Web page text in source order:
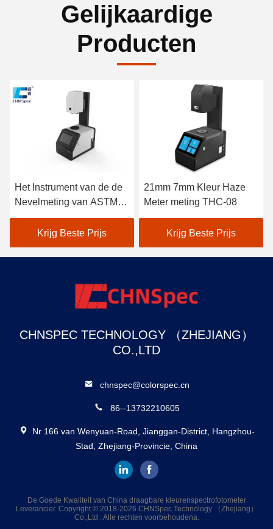
Gelijkaardige
Producten
Het Instrument van de de
Nevelmeting van ASTM
D1003
Krijg Beste Prijs
21mm 7mm Kleur Haze
Meter meting THC-08
Krijg Beste Prijs
CHNSPEC TECHNOLOGY （ZHEJIANG）
CO.,LTD
chnspec@colorspec.cn
86--13732210605
Nr 166 van Wenyuan-Road, Jianggan-District, Hangzhou-
Stad, Zhejiang-Provincie, China
De Goede Kwaliteit van China draagbare kleurenspectrofotometer
Leverancier. Copyright © 2018-2026 CHNSpec Technology （Zhejiang）
Co.,Ltd . Alle rechten voorbehoudena.